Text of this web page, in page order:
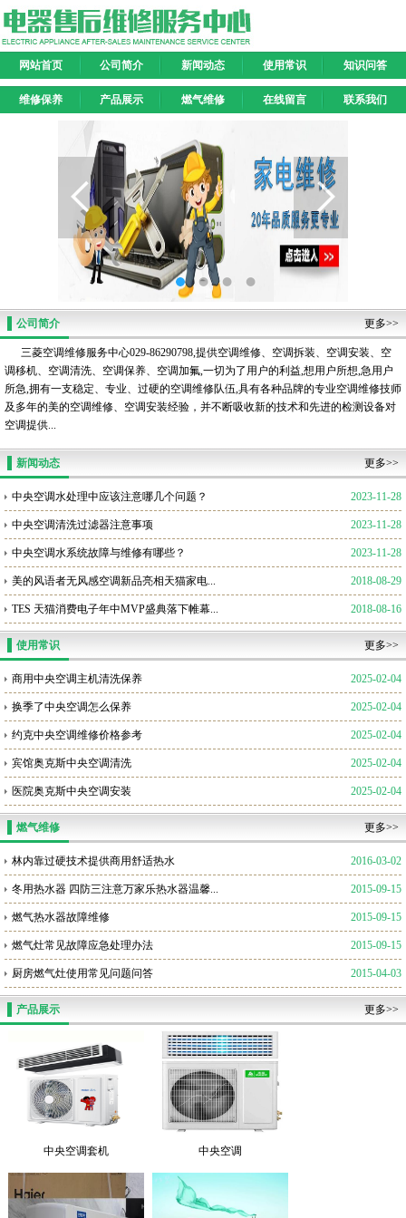
网站首页 公司简介 新闻动态 使用常识 知识问答
维修保养 产品展示 燃气维修 在线留言 联系我们
公司简介 更多>>
三菱空调维修服务中心029-86290798,提供空调维修、空调拆装、空调安装、空
调移机、空调清洗、空调保养、空调加氟,一切为了用户的利益,想用户所想,急用户
所急,拥有一支稳定、专业、过硬的空调维修队伍,具有各种品牌的专业空调维修技师
及多年的美的空调维修、空调安装经验，并不断吸收新的技术和先进的检测设备对
空调提供...
新闻动态 更多>>
2023-11-28
中央空调水处理中应该注意哪几个问题？
2023-11-28
中央空调清洗过滤器注意事项
2023-11-28
中央空调水系统故障与维修有哪些？
2018-08-29
美的风语者无风感空调新品亮相天猫家电...
2018-08-16
TES 天猫消费电子年中MVP盛典落下帷幕...
使用常识 更多>>
2025-02-04
商用中央空调主机清洗保养
2025-02-04
换季了中央空调怎么保养
2025-02-04
约克中央空调维修价格参考
2025-02-04
宾馆奥克斯中央空调清洗
2025-02-04
医院奥克斯中央空调安装
燃气维修 更多>>
2016-03-02
林内靠过硬技术提供商用舒适热水
2015-09-15
冬用热水器 四防三注意万家乐热水器温馨...
2015-09-15
燃气热水器故障维修
2015-09-15
燃气灶常见故障应急处理办法
2015-04-03
厨房燃气灶使用常见问题问答
产品展示 更多>>
中央空调套机 中央空调